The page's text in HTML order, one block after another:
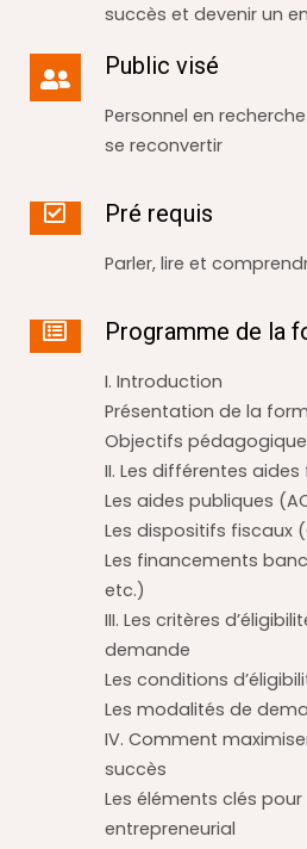
succès et devenir un
Public visé
Personnel en
se reconvertir
Pré requis
Parler, lire et
Programme de la
I. Introduction
Présentation de la
Objectifs
II. Les différentes
Les aides publiques
Les dispositifs fiscaux
Les financements
etc.)
III. Les critères
demande
Les conditions
Les modalités de
IV. Comment
succès
Les éléments clés
entrepreneurial